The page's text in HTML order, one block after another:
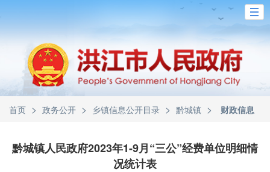
首页 > 政务公开 > 乡镇信息公开目录 > 黔城镇 > 财政信息
黔城镇人民政府2023年1-9月“三公”经费单位明细情
况统计表